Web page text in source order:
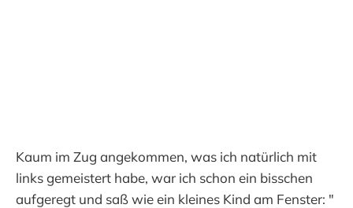
Kaum im Zug angekommen, was ich natürlich mit
links gemeistert habe, war ich schon ein bisschen
aufgeregt und saß wie ein kleines Kind am Fenster: "